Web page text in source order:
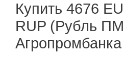
Купить 4676
RUP (Рубль
Агропромбанка